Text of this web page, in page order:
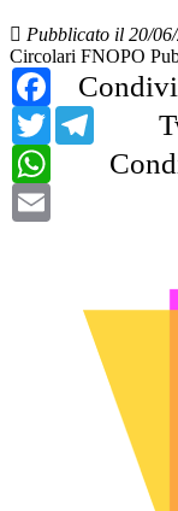
Pubblicato il 20/
Circolari FNOPO
Facebook
Twitter